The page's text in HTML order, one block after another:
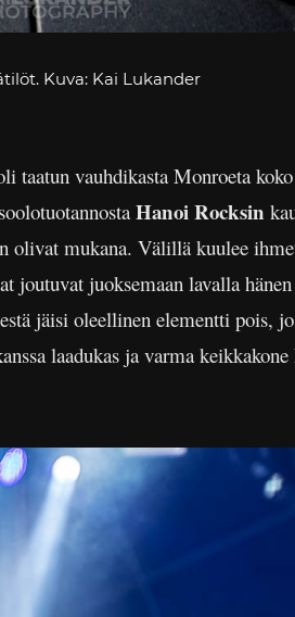
Kuva: Kai Lukander
taatun vauhdikasta Monroeta
Hanoi Rocksin
olivat mukana. Välillä kuulee
juoksemaan lavalla
jäisi oleellinen elementti pois,
laadukas ja varma keikkakone